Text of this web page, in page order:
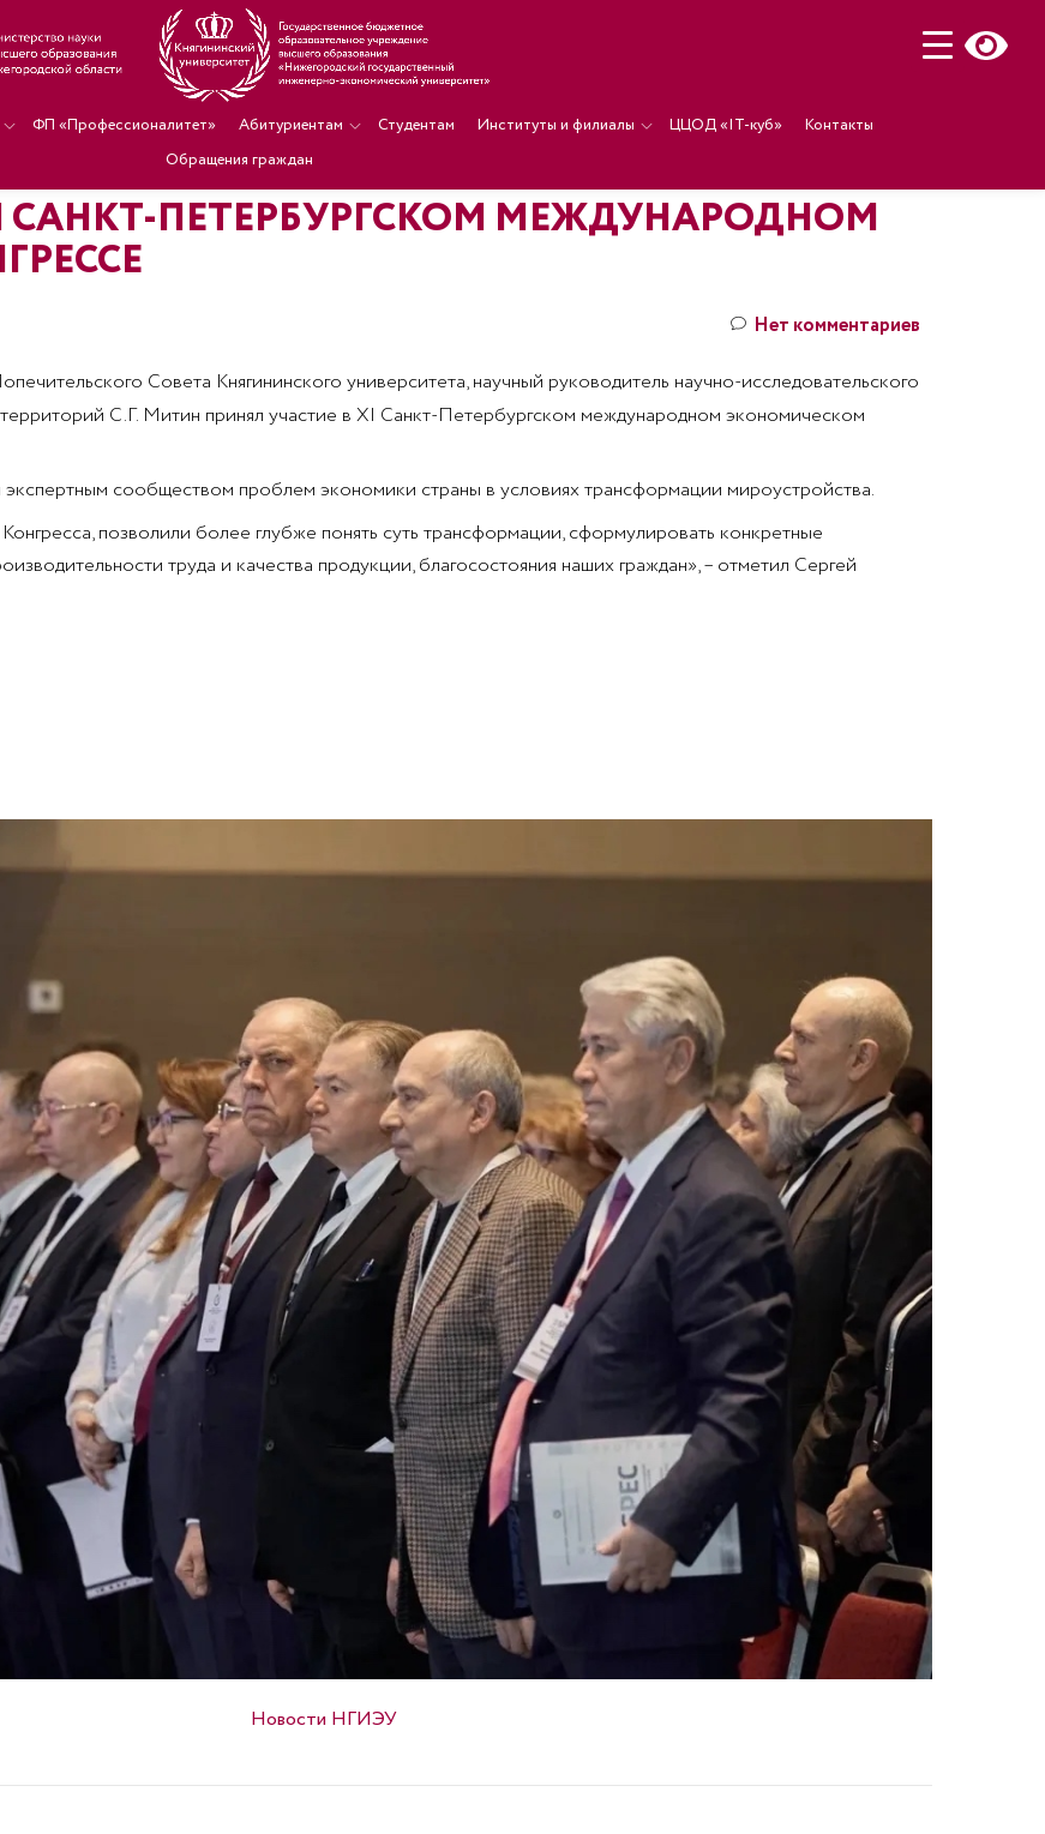
ФП «Профессионалитет» Абитуриентам Студентам Институты и филиалы ЦЦОД «IT-куб»
Контакты
Обращения граждан
САНКТ-ПЕТЕРБУРГСКОМ МЕЖДУНАРОДНОМ
Нет комментариев
Совета Княгининского университета, научный руководитель научно-исследовательского
С.Г. Митин принял участие в XI Санкт-Петербургском международном экономическом
сообществом проблем экономики страны в условиях трансформации мироустройства.
позволили более глубже понять суть трансформации, сформулировать конкретные
труда и качества продукции, благосостояния наших граждан», – отметил Сергей
Новости НГИЭУ